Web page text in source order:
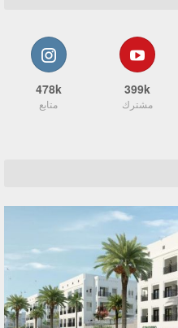
399k
مشترك
478k
متابع